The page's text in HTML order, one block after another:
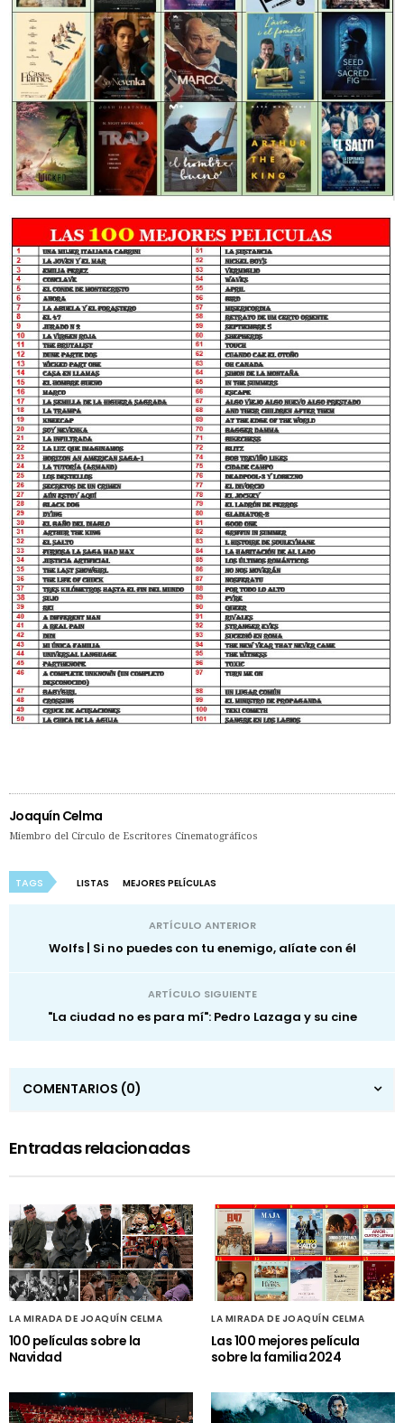
Joaquín Celma
Miembro del Círculo de Escritores Cinematográficos
TAGS LISTAS MEJORES PELÍCULAS
ARTÍCULO ANTERIOR
Wolfs | Si no puedes con tu enemigo, alíate con él
ARTÍCULO SIGUIENTE
"La ciudad no es para mí": Pedro Lazaga y su cine
COMENTARIOS (0)
Entradas relacionadas
LA MIRADA DE JOAQUÍN CELMA
100 películas sobre la
Navidad
LA MIRADA DE JOAQUÍN CELMA
Las 100 mejores película
sobre la familia 2024